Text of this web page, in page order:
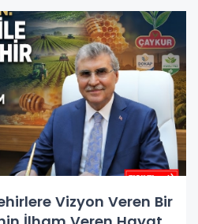
Vizyon Veren Bir